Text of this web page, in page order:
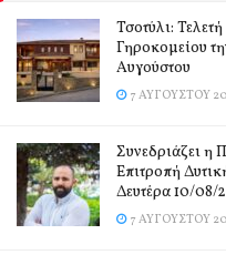
Τσοτύλι:
Γηροκομείου
Αυγούστου
7 ΑΥΓΟΎΣΤΟΥ
Συνεδριάζει η
Επιτροπή
Δευτέρα 10/08/
7 ΑΥΓΟΎΣΤΟΥ